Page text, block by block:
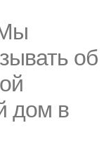
об
дом в